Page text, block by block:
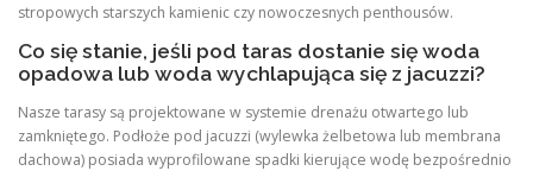
stropowych starszych kamienic czy nowoczesnych penthousów.
Co się stanie, jeśli pod taras dostanie się woda
opadowa lub woda wychlapująca się z jacuzzi?
Nasze tarasy są projektowane w systemie drenażu otwartego lub
zamkniętego. Podłoże pod jacuzzi (wylewka żelbetowa lub membrana
dachowa) posiada wyprofilowane spadki kierujące wodę bezpośrednio